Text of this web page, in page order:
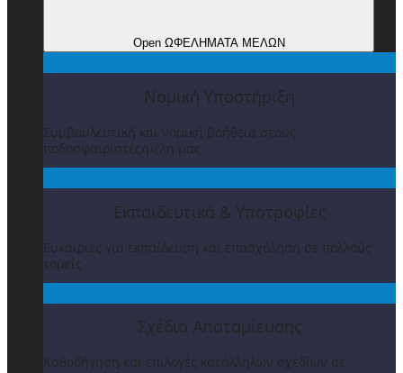
Open ΩΦΕΛΗΜΑΤΑ ΜΕΛΩΝ
Νομική Υποστήριξη
Συμβουλευτική και νομική βοήθεια στους
ποδοσφαιριστές/μέλη μας
Εκπαιδευτικά & Υποτροφίες
Ευκαιρίες για εκπαίδευση και επασχόληση σε πολλούς
τομείς
Σχέδιο Αποταμίευσης
Καθοδήγηση και επιλογές κατάλληλων σχεδίων σε